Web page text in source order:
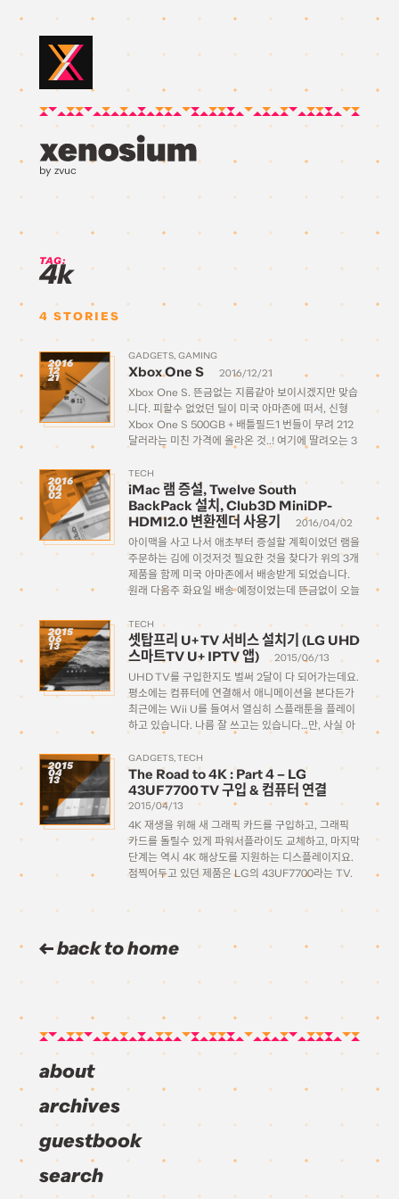
by zvuc
TAG:
4k
4 STORIES
2016
12
21
GADGETS GAMING
Xbox One S
2016/12/21
Xbox One S. 뜬금없는 지름같아 보이시겠지만 맞습
니다. 피할수 없었던 딜이 미국 아마존에 떠서, 신형
Xbox One S 500GB + 배틀필드1 번들이 무려 212
달러라는 미친 가격에 올라온 것..! 여기에 딸려오는 3
실제 발송은 안되는 제품이고, 본체만 […]
2016
04
02
TECH
iMac 램 증설, Twelve South
BackPack 설치, Club3D MiniDP-
HDMI2.0 변환젠더 사용기
2016/04/02
아이맥을 사고 나서 애초부터 증설할 계획이었던 램을
주문하는 김에 이것저것 필요한 것을 찾다가 위의 3개
제품을 함께 미국 아마존에서 배송받게 되었습니다.
원래 다음주 화요일 배송 예정이었는데 뜬금없이 오늘
이트상에서는 미국내 배송인 것으로 표시된 상태서
[…]
2015
06
13
TECH
셋탑프리 U+ TV 서비스 설치기 (LG UHD
스마트TV U+ IPTV 앱)
2015/06/13
UHD TV를 구입한지도 벌써 2달이 다 되어가는데요.
평소에는 컴퓨터에 연결해서 애니메이션을 본다든가
최근에는 Wii U를 들여서 열심히 스플래툰을 플레이
하고 있습니다. 나름 잘 쓰고는 있습니다…만, 사실 아
UHD 컨텐츠를 제대로 즐겨본 적이 없어서 말이죠.
며칠 전에 심심해서(..) […]
2015
04
13
GADGETS TECH
The Road to 4K : Part 4 – LG
43UF7700 TV 구입 & 컴퓨터 연결
2015/04/13
4K 재생을 위해 새 그래픽 카드를 구입하고, 그래픽
카드를 돌릴수 있게 파워서플라이도 교체하고, 마지막
단계는 역시 4K 해상도를 지원하는 디스플레이지요.
점찍어두고 있던 제품은 LG의 43UF7700라는 TV.
back to home
about
archives
guestbook
search